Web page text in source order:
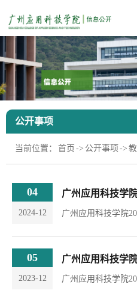
公开事项
当前位置： 首页 -> 公开事项->
04
2024-12 广州应用科技学院
05
2023-12